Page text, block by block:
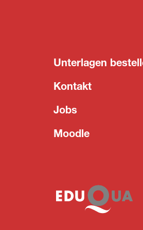
Unterlagen
Kontakt
Jobs
Moodle